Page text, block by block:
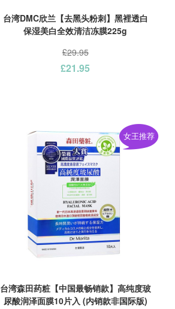
台湾DMC欣兰【去黑头粉刺】黑裡透白
保湿美白全效清洁冻膜225g
£29.95
£21.95
台湾森田药粧【中国最畅销款】高纯度玻
尿酸润泽面膜10片入 (内销款非国际版)
女王推荐